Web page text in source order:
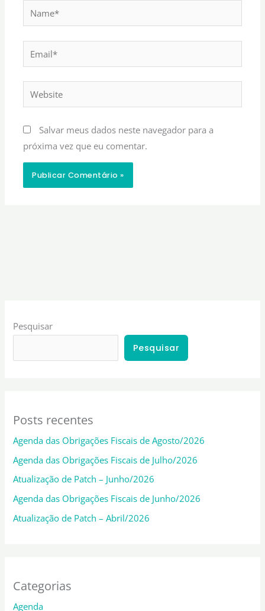
Name*
Website
Salvar meus dados neste navegador para a
próxima vez que eu comentar.
Pesquisar
Pesquisar
Posts recentes
Agenda das Obrigações Fiscais de Agosto/2026
Agenda das Obrigações Fiscais de Julho/2026
Atualização de Patch – Junho/2026
Agenda das Obrigações Fiscais de Junho/2026
Atualização de Patch – Abril/2026
Categorias
Agenda